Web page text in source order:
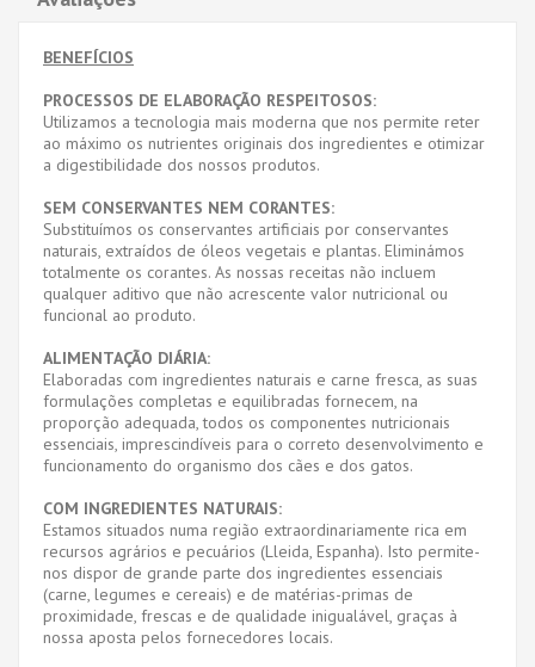
BENEFÍCIOS
PROCESSOS DE ELABORAÇÃO RESPEITOSOS:
Utilizamos a tecnologia mais moderna que nos permite reter
ao máximo os nutrientes originais dos ingredientes e otimizar
a digestibilidade dos nossos produtos.
SEM CONSERVANTES NEM CORANTES:
Substituímos os conservantes artificiais por conservantes
naturais, extraídos de óleos vegetais e plantas. Eliminámos
totalmente os corantes. As nossas receitas não incluem
qualquer aditivo que não acrescente valor nutricional ou
funcional ao produto.
ALIMENTAÇÃO DIÁRIA:
Elaboradas com ingredientes naturais e carne fresca, as suas
formulações completas e equilibradas fornecem, na
proporção adequada, todos os componentes nutricionais
essenciais, imprescindíveis para o correto desenvolvimento e
funcionamento do organismo dos cães e dos gatos.
COM INGREDIENTES NATURAIS:
Estamos situados numa região extraordinariamente rica em
recursos agrários e pecuários (Lleida, Espanha). Isto permite-
nos dispor de grande parte dos ingredientes essenciais
(carne, legumes e cereais) e de matérias-primas de
proximidade, frescas e de qualidade inigualável, graças à
nossa aposta pelos fornecedores locais.